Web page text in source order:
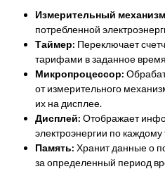
Измерительный
потребленной
Таймер: Переключает
тарифами в заданное
Микропроцессор:
от измерительного
их на дисплее.
Дисплей: Отображает
электроэнергии по
Память: Хранит данные о
за определенный период